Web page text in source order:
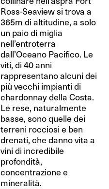
Ross-Seaview si trova a
365m di altitudine, a solo
un paio di miglia
nell’entroterra
dall’Oceano Pacifico. Le
viti, di 40 anni
rappresentano alcuni dei
più vecchi impianti di
chardonnay della Costa.
Le rese, naturalmente
basse, sono quelle dei
terreni rocciosi e ben
drenati, che danno vita a
vini di incredibile
profondità,
concentrazione e
mineralità.